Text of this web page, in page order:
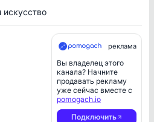
искусство
реклама
Вы владелец этого
канала? Начните
продавать рекламу
уже сейчас вместе с
pomogach.io
Подключить